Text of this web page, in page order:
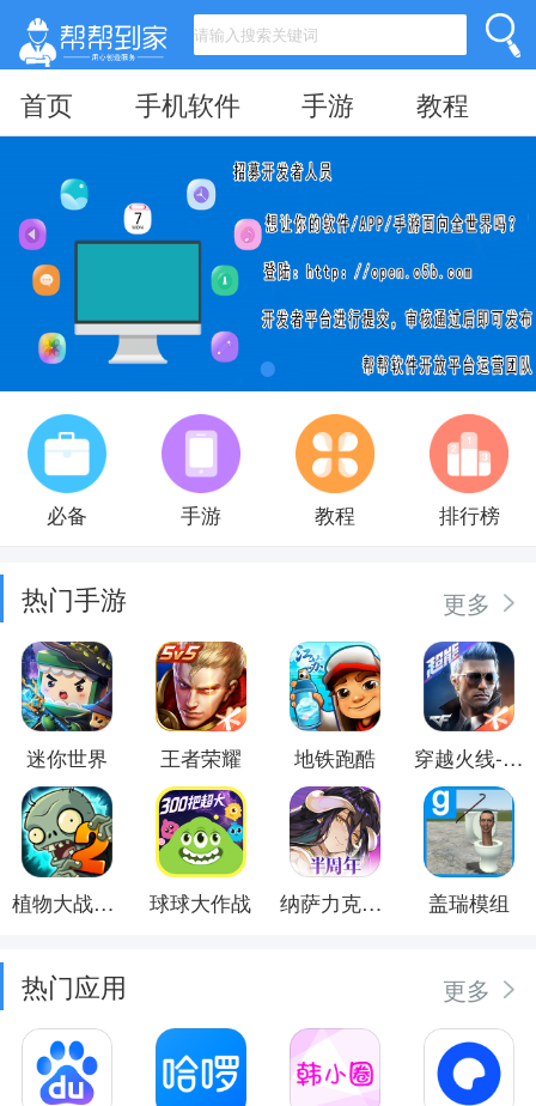
首页 手机软件 手游 教程
必备 手游 教程 排行榜
热门手游 更多
迷你世界 王者荣耀 地铁跑酷 穿越火线-枪战王者
植物大战僵尸2 球球大作战 纳萨力克之王 盖瑞模组
热门应用 更多